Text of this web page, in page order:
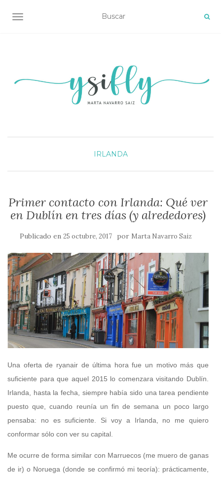
ALTERNAR NAVEGACIÓN
IRLANDA
Primer contacto con Irlanda: Qué ver
en Dublín en tres días (y alrededores)
Publicado en 25 octubre, 2017 por Marta Navarro Saiz
Una oferta de ryanair de última hora fue un motivo más que
suficiente para que aquel 2015 lo comenzara visitando Dublín.
Irlanda, hasta la fecha, siempre había sido una tarea pendiente
puesto que, cuando reunía un fin de semana un poco largo
pensaba: no es suficiente. Si voy a Irlanda, no me quiero
conformar sólo con ver su capital.
Me ocurre de forma similar con Marruecos (me muero de ganas
de ir) o Noruega (donde se confirmó mi teoría): prácticamente,